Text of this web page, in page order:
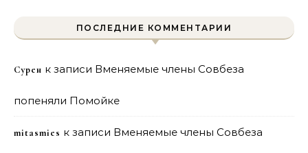
ПОСЛЕДНИЕ КОММЕНТАРИИ
Сурен к записи Вменяемые члены Совбеза
попеняли Помойке
mitasmies к записи Вменяемые члены Совбеза